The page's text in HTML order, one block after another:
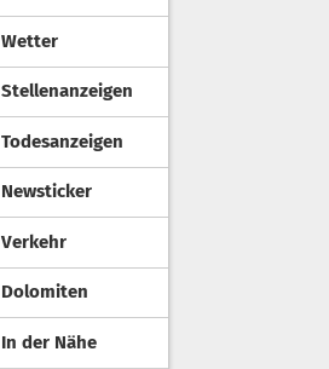
Wetter
Stellenanzeigen
Todesanzeigen
Newsticker
Verkehr
Dolomiten
In der Nähe